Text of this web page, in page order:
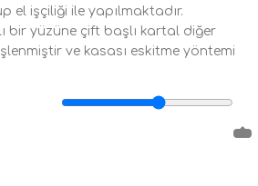
el işçiliği ile yapılmaktadır.
bir yüzüne çift başlı kartal diğer
ve kasası eskitme yöntemi